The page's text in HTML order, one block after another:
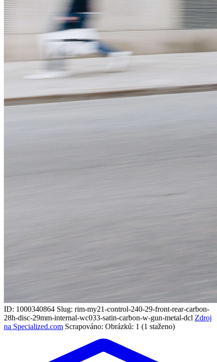
ID: 1000340864 Slug: rim-my21-control-240-29-front-rear-carbon-
28h-disc-29mm-internal-wc033-satin-carbon-w-gun-metal-dcl Zdroj
na Specialized.com Scrapováno: Obrázků: 1 (1 staženo)